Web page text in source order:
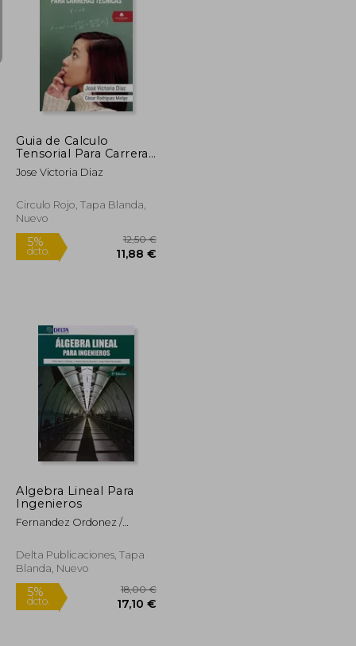
22,00 €
20,90 €
5%
dcto.
79,97 €
Guia de Calculo
Tensorial Para Carreras
Tecnicas
Jose Victoria Diaz
Circulo Rojo, Tapa Blanda,
Nuevo
5%
Algebra Lineal Para
Ingenieros
Fernandez Ordonez /
Delta Publicaciones, Tapa
Blanda, Nuevo